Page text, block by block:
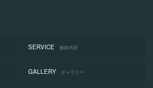
SERVICE 施術内容
GALLERY ギャラリー